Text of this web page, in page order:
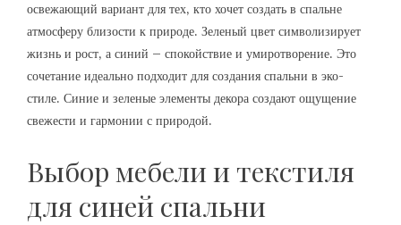
освежающий вариант для тех‚ кто хочет создать в спальне
атмосферу близости к природе. Зеленый цвет символизирует
жизнь и рост‚ а синий – спокойствие и умиротворение. Это
сочетание идеально подходит для создания спальни в эко-
стиле. Синие и зеленые элементы декора создают ощущение
свежести и гармонии с природой.
Выбор мебели и текстиля
для синей спальни